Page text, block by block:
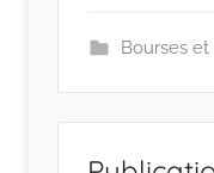
Bourses